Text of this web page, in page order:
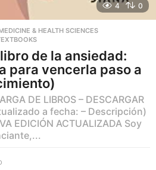
4 0
& HEALTH SCIENCES
de la ansiedad:
para vencerla paso a
DE LIBROS – DESCARGAR
a fecha: – Descripción)
EDICIÓN ACTUALIZADA Soy